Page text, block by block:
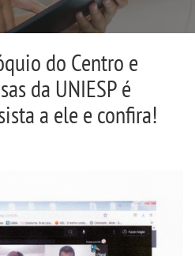
do Centro e
da UNIESP é
a ele e confira!